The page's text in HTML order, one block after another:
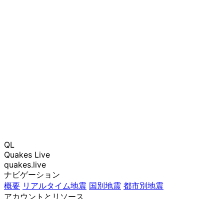
QL
Quakes Live
quakes.live
ナビゲーション
概要 リアルタイム地震 国別地震 都市別地震
アカウントとリソース